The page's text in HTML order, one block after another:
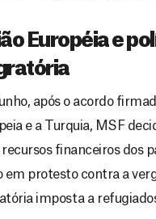
Européia e
após o acordo
e a Turquia, MSF
recursos financeiros dos
em protesto contra a
imposta a